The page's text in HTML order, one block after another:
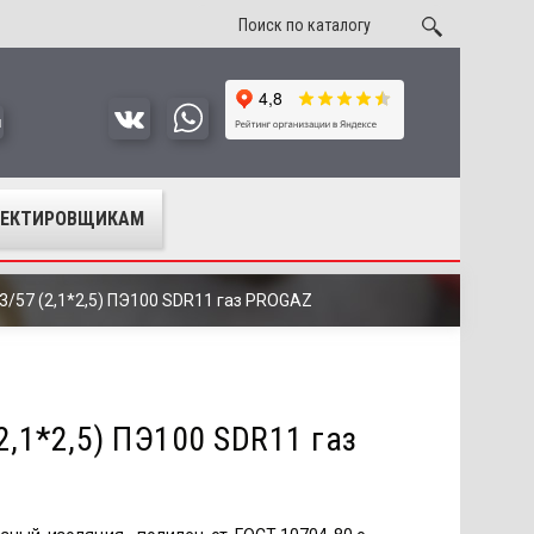
57 (2,1*2,5) ПЭ100 SDR11 газ PROGAZ
ПЭ100 SDR11 газ